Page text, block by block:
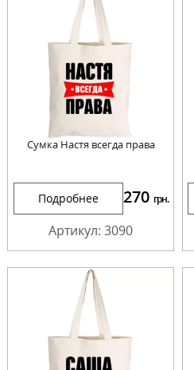
Сумка Настя всегда права
Подробнее 270 грн.
Артикул: 3090